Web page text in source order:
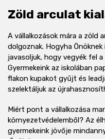
Zöld arculat
A vállalkozások mára a zöld
dolgoznak. Hogyha
javasoljuk, hogy vegyék fel
Gyermekeink az iskolában
flakon kupakot gyűjt és
szelektáljuk az
Miért pont a vállalkozása
környezetvédelemből? Az
gyermekeink jövője